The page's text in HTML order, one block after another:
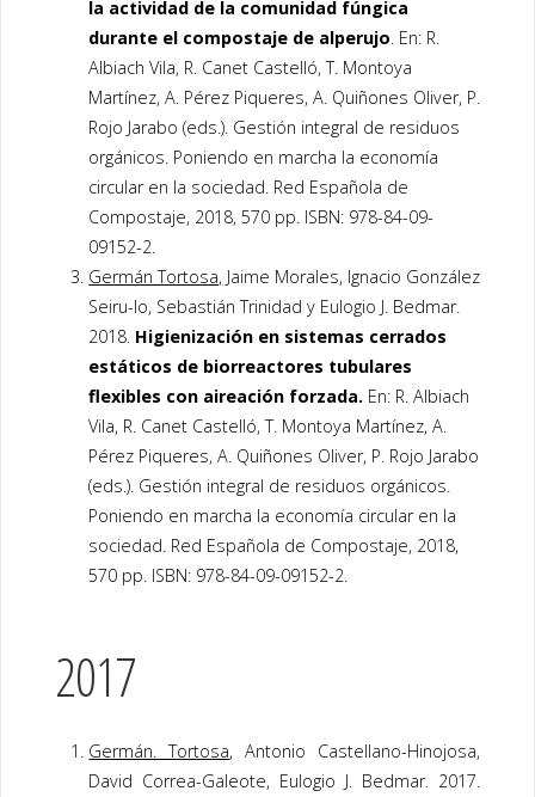
la actividad de la comunidad fúngica
durante el compostaje de alperujo. En: R.
Albiach Vila, R. Canet Castelló, T. Montoya
Martínez, A. Pérez Piqueres, A. Quiñones Oliver, P.
Rojo Jarabo (eds.). Gestión integral de residuos
orgánicos. Poniendo en marcha la economía
circular en la sociedad. Red Española de
Compostaje, 2018, 570 pp. ISBN: 978-84-09-
09152-2.
Germán Tortosa, Jaime Morales, Ignacio González
Seiru-lo, Sebastián Trinidad y Eulogio J. Bedmar.
2018. Higienización en sistemas cerrados
estáticos de biorreactores tubulares
flexibles con aireación forzada. En: R. Albiach
Vila, R. Canet Castelló, T. Montoya Martínez, A.
Pérez Piqueres, A. Quiñones Oliver, P. Rojo Jarabo
(eds.). Gestión integral de residuos orgánicos.
Poniendo en marcha la economía circular en la
sociedad. Red Española de Compostaje, 2018,
570 pp. ISBN: 978-84-09-09152-2.
2017
Germán. Tortosa, Antonio Castellano-Hinojosa,
David Correa-Galeote, Eulogio J. Bedmar. 2017.